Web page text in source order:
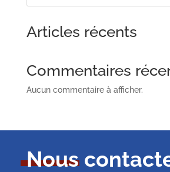
Articles récents
Commentaires
Aucun commentaire à afficher.
Nous